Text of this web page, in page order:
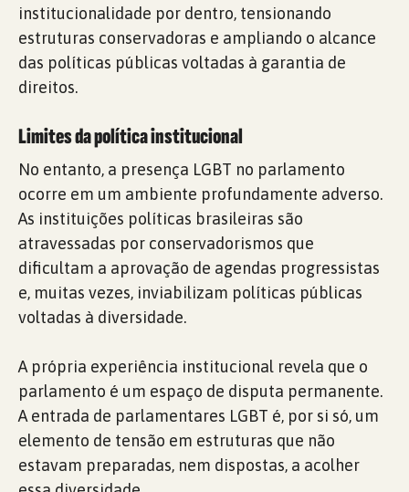
institucionalidade por dentro, tensionando
estruturas conservadoras e ampliando o alcance
das políticas públicas voltadas à garantia de
direitos.
Limites da política institucional
No entanto, a presença LGBT no parlamento
ocorre em um ambiente profundamente adverso.
As instituições políticas brasileiras são
atravessadas por conservadorismos que
dificultam a aprovação de agendas progressistas
e, muitas vezes, inviabilizam políticas públicas
voltadas à diversidade.
A própria experiência institucional revela que o
parlamento é um espaço de disputa permanente.
A entrada de parlamentares LGBT é, por si só, um
elemento de tensão em estruturas que não
estavam preparadas, nem dispostas, a acolher